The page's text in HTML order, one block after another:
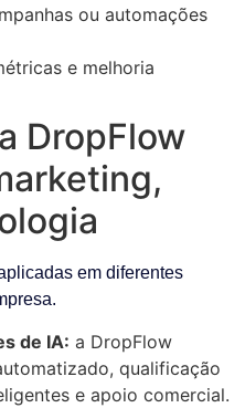
ou automações
e melhoria
DropFlow
em diferentes
de IA: a DropFlow
qualificação
e apoio comercial.